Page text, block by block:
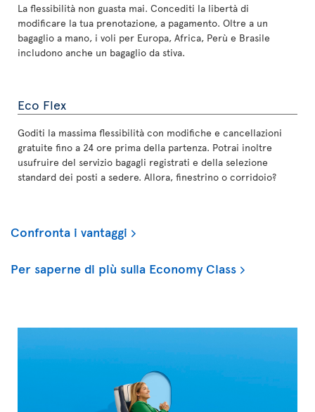
La flessibilità non guasta mai. Concediti la libertà di
modificare la tua prenotazione, a pagamento. Oltre a un
bagaglio a mano, i voli per Europa, Africa, Perù e Brasile
includono anche un bagaglio da stiva.
Eco Flex
Goditi la massima flessibilità con modifiche e cancellazioni
gratuite fino a 24 ore prima della partenza. Potrai inoltre
usufruire del servizio bagagli registrati e della selezione
standard dei posti a sedere. Allora, finestrino o corridoio?
Confronta i vantaggi
Per saperne di più sulla Economy Class